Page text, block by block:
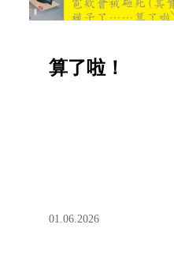
算了啦！
01.06.2026